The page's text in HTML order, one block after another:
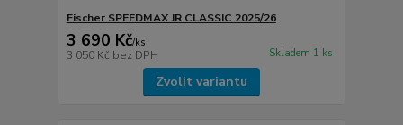
Fischer SPEEDMAX JR CLASSIC 2025/26
3 690 Kč/ks
3 050 Kč bez DPH Skladem 1 ks
Zvolit variantu